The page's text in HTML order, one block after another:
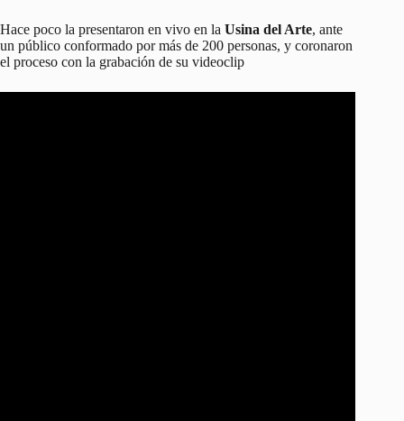
Hace poco la presentaron en vivo en la Usina del Arte, ante
un público conformado por más de 200 personas, y coronaron
el proceso con la grabación de su videoclip